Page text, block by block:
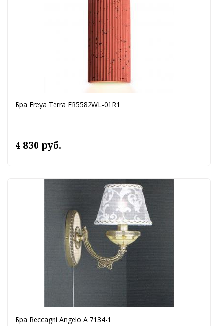
Бра Freya Terra FR5582WL-01R1
4 830 руб.
Бра Reccagni Angelo A 7134-1